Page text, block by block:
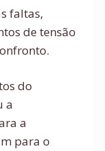
faltas,
de tensão
do
a
a
para o